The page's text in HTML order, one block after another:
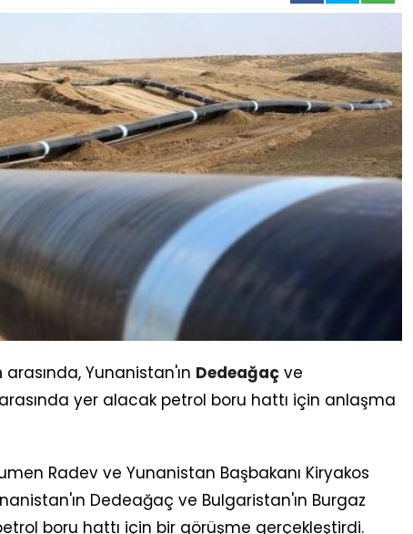
arasında, Yunanistan'ın Dedeağaç ve
yer alacak petrol boru hattı için anlaşma
Radev ve Yunanistan Başbakanı Kiryakos
Dedeağaç ve Bulgaristan'ın Burgaz
boru hattı için bir görüşme gerçekleştirdi.